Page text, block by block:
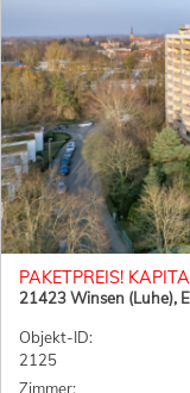
PAKETPREIS!
21423 Winsen (Luhe),
Objekt-ID:
2125
Zimmer: